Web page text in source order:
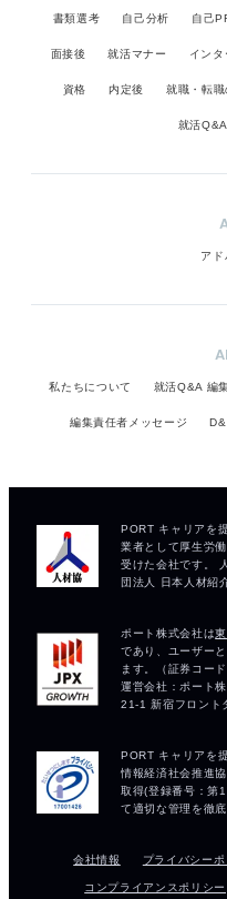
書類選考 自己分析 自己
面接後 就活マナー インタ
資格 内定後 就職・転
就活Q&A
アド
私たちについて 就活Q&A 編
編集責任者メッセージ
会社情報 プライバシーポ
コンプライアンスポリシー